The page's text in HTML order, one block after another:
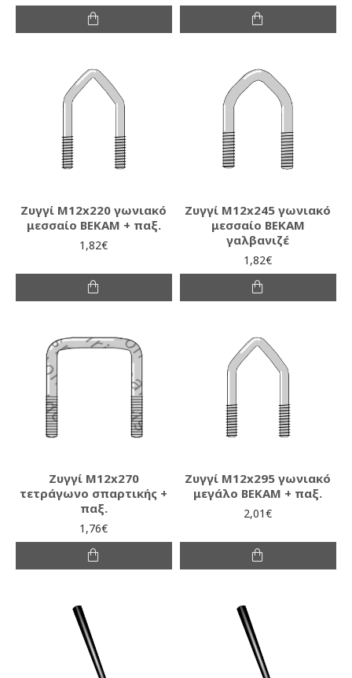
Ζυγγί Μ12x220 γωνιακό
μεσσαίο ΒΕΚΑΜ + παξ.
1,82€
Ζυγγί Μ12x245 γωνιακό
μεσσαίο ΒΕΚΑΜ
γαλβανιζέ
1,82€
Ζυγγί Μ12x270
τετράγωνο σπαρτικής +
παξ.
1,76€
Ζυγγί Μ12x295 γωνιακό
μεγάλο ΒΕΚΑΜ + παξ.
2,01€